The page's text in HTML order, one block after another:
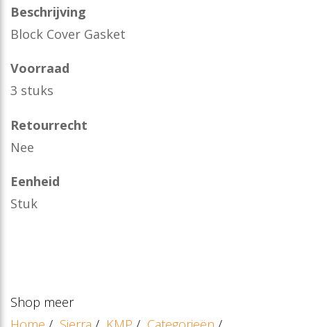
Beschrijving
Block Cover Gasket
Voorraad
3 stuks
Retourrecht
Nee
Eenheid
Stuk
Shop meer